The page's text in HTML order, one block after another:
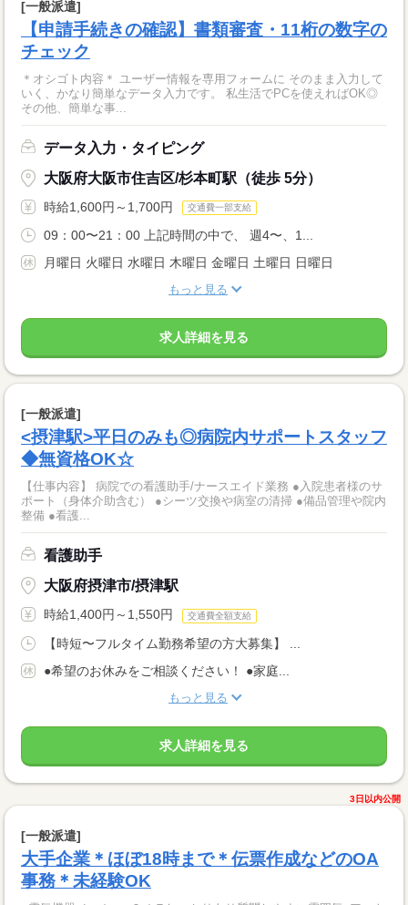
[一般派遣]
【申請手続きの確認】書類審査・11桁の数字の
チェック
＊オシゴト内容＊ ユーザー情報を専用フォームに そのまま入力して
いく、かなり簡単なデータ入力です。 私生活でPCを使えればOK◎
その他、簡単な事...
データ入力・タイピング
大阪府大阪市住吉区/杉本町駅（徒歩 5分）
時給1,600円～1,700円 交通費一部支給
09：00〜21：00 上記時間の中で、 週4〜、1...
月曜日 火曜日 水曜日 木曜日 金曜日 土曜日 日曜日
もっと見る
求人詳細を見る
[一般派遣]
<摂津駅>平日のみも◎病院内サポートスタッフ
◆無資格OK☆
【仕事内容】 病院での看護助手/ナースエイド業務 ●入院患者様のサ
ポート（身体介助含む） ●シーツ交換や病室の清掃 ●備品管理や院内
整備 ●看護...
看護助手
大阪府摂津市/摂津駅
時給1,400円～1,550円 交通費全額支給
【時短〜フルタイム勤務希望の方大募集】 ...
●希望のお休みをご相談ください！ ●家庭...
もっと見る
求人詳細を見る
3日以内公開
[一般派遣]
大手企業＊ほぼ18時まで＊伝票作成などのOA
事務＊未経験OK